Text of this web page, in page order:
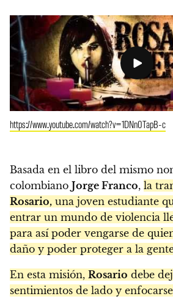
https://www.youtube.com/watch?v=1DNn0TapB-c
Basada en el libro del mismo
colombiano Jorge Franco, la
Rosario, una joven estudiante
entrar un mundo de violencia
para así poder vengarse de
daño y poder proteger a la
En esta misión, Rosario debe
sentimientos de lado y